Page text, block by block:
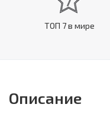
ТОП 7 в мире
Описание